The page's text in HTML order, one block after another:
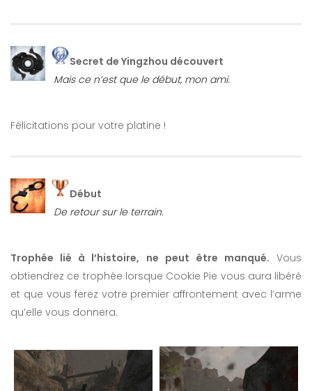
Secret de Yingzhou découvert
Mais ce n’est que le début, mon ami.
Félicitations pour votre platine !
Début
De retour sur le terrain.
Trophée lié à l’histoire, ne peut être manqué. Vous
obtiendrez ce trophée lorsque Cookie Pie vous aura libéré
et que vous ferez votre premier affrontement avec l’arme
qu’elle vous donnera.